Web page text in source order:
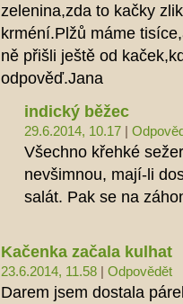
zelenina,zda to kačky
krméní.Plžů máme
ně přišli ještě od
odpověď.Jana
indický běžec
29.6.2014, 10.17
Všechno křehké
nevšimnou, mají-li
salát. Pak se na
Kačenka začala kulhat
23.6.2014, 11.58 Odpovědět
Darem jsem dostala